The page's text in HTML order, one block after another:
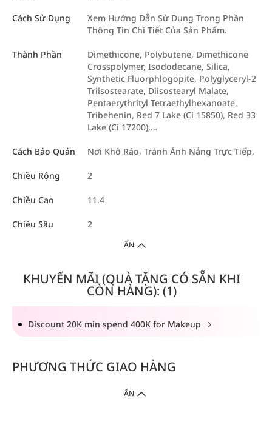
Cách Sử Dụng
Xem Hướng Dẫn Sử Dụng Trong Phần
Thông Tin Chi Tiết Của Sản Phẩm.
Thành Phần
Dimethicone, Polybutene, Dimethicone
Crosspolymer, Isododecane, Silica,
Synthetic Fluorphlogopite, Polyglyceryl-2
Triisostearate, Diisostearyl Malate,
Pentaerythrityl Tetraethylhexanoate,
Tribehenin, Red 7 Lake (Ci 15850), Red 33
Lake (Ci 17200),…
Cách Bảo Quản Nơi Khô Ráo, Tránh Ánh Nắng Trực Tiếp.
Chiều Rộng 2
Chiều Cao 11.4
Chiều Sâu 2
ẨN
KHUYẾN MÃI (QUÀ TẶNG CÓ SẴN KHI
CÒN HÀNG): (1)
Discount 20K min spend 400K for Makeup
PHƯƠNG THỨC GIAO HÀNG
ẨN